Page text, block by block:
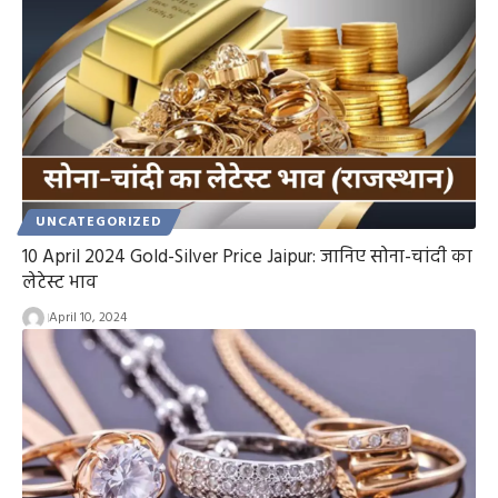
UNCATEGORIZED
10 April 2024 Gold-Silver Price Jaipur: जानिए सोना-चांदी का
लेटेस्ट भाव
April 10, 2024